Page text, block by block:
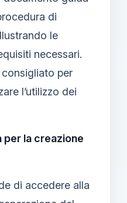
di
le
necessari.
per
l’utilizzo dei
la creazione
di accedere alla